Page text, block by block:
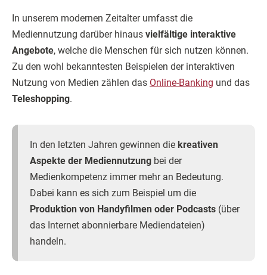
In unserem modernen Zeitalter umfasst die
Mediennutzung darüber hinaus vielfältige interaktive
Angebote, welche die Menschen für sich nutzen können.
Zu den wohl bekanntesten Beispielen der interaktiven
Nutzung von Medien zählen das Online-Banking und das
Teleshopping.
In den letzten Jahren gewinnen die kreativen
Aspekte der Mediennutzung bei der
Medienkompetenz immer mehr an Bedeutung.
Dabei kann es sich zum Beispiel um die
Produktion von Handyfilmen oder Podcasts (über
das Internet abonnierbare Mediendateien)
handeln.